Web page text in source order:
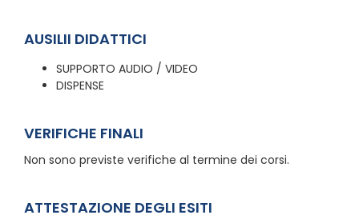
AUSILII DIDATTICI
SUPPORTO AUDIO / VIDEO
DISPENSE
VERIFICHE FINALI
Non sono previste verifiche al termine dei corsi.
ATTESTAZIONE DEGLI ESITI